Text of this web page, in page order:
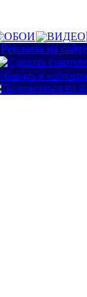
ОБОИ ВИДЕО
Реклама на сайте